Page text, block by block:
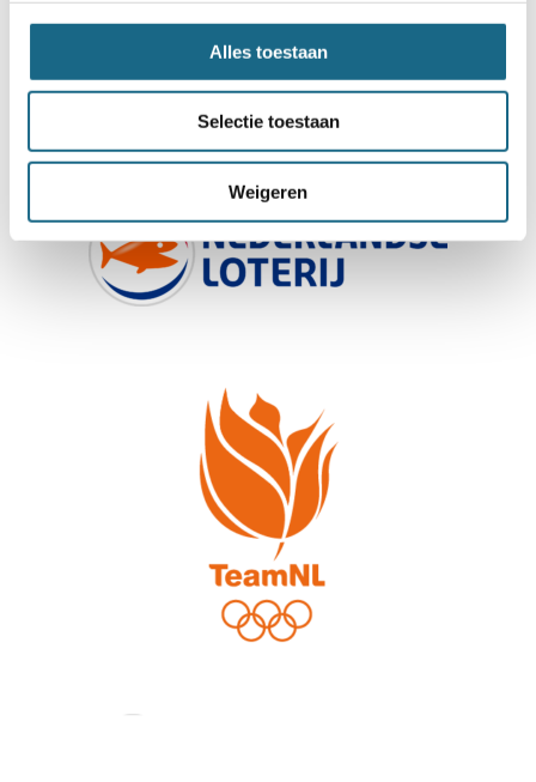
Alles toestaan
Selectie toestaan
Weigeren
Schaken.nl wordt mede mogelijk gemaakt
door: